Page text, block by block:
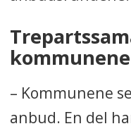
kommunene
– Kommunene
anbud. En del